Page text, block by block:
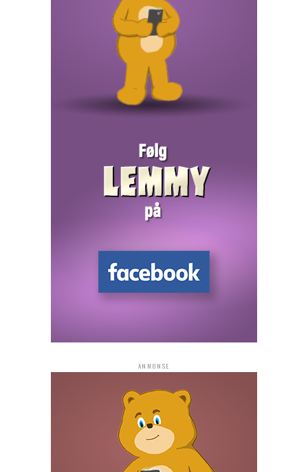
ANNONSE